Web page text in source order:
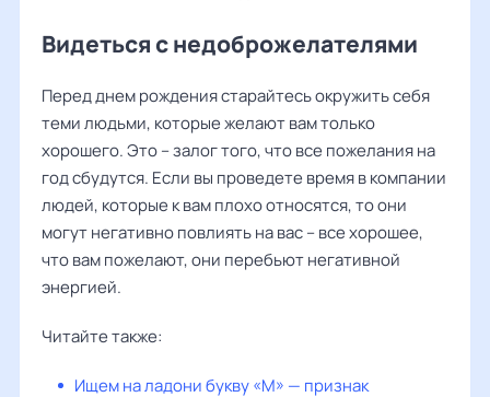
Видеться с недоброжелателями
Перед днем рождения старайтесь окружить себя
теми людьми, которые желают вам только
хорошего. Это – залог того, что все пожелания на
год сбудутся. Если вы проведете время в компании
людей, которые к вам плохо относятся, то они
могут негативно повлиять на вас – все хорошее,
что вам пожелают, они перебьют негативной
энергией.
Читайте также:
Ищем на ладони букву «М» — признак